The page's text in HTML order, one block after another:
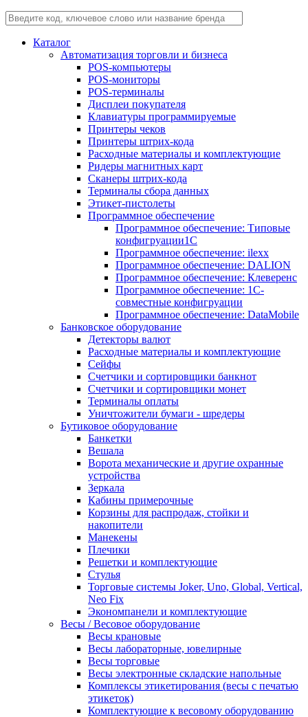
Каталог
Автоматизация торговли и бизнеса
POS-компьютеры
POS-мониторы
POS-терминалы
Дисплеи покупателя
Клавиатуры программируемые
Принтеры чеков
Принтеры штрих-кода
Расходные материалы и комплектующие
Ридеры магнитных карт
Сканеры штрих-кода
Терминалы сбора данных
Этикет-пистолеты
Программное обеспечение
Программное обеспечение: Типовые
конфигруации1С
Программное обеспечение: ilexx
Программное обеспечение: DALION
Программное обеспечение: Клеверенс
Программное обеспечение: 1С-
совместные конфигруации
Программное обеспечение: DataMobile
Банковское оборудование
Детекторы валют
Расходные материалы и комплектующие
Сейфы
Счетчики и сортировщики банкнот
Счетчики и сортировщики монет
Терминалы оплаты
Уничтожители бумаги - шредеры
Бутиковое оборудование
Банкетки
Вешала
Ворота механические и другие охранные
устройства
Зеркала
Кабины примерочные
Корзины для распродаж, стойки и
накопители
Манекены
Плечики
Решетки и комплектующие
Стулья
Торговые системы Joker, Uno, Global, Vertical,
Neo Fix
Экономпанели и комплектующие
Весы / Весовое оборудование
Весы крановые
Весы лабораторные, ювелирные
Весы торговые
Весы электронные складские напольные
Комплексы этикетирования (весы с печатью
этикеток)
Комплектующие к весовому оборудованию